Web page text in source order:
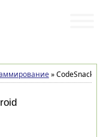
»CodeSnack